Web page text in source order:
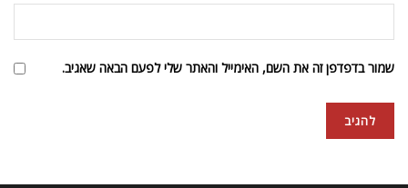
שמור בדפדפן זה את השם, האימייל והאתר שלי לפעם הבאה שאגיב.